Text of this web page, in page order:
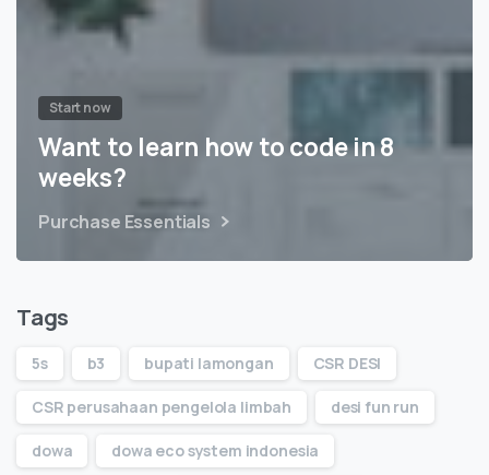
Start now
Want to learn how to code in 8
weeks?
Purchase Essentials
Tags
5s b3 bupati lamongan CSR DESI
CSR perusahaan pengelola limbah desi fun run
dowa dowa eco system indonesia